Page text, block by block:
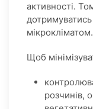
активності.
мікрокліматом.
Щоб
розчинів,